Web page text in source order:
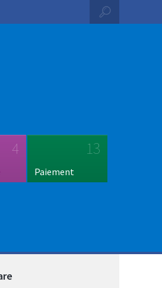
4 13
Paiement